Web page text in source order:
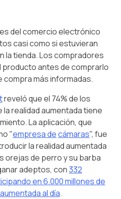
del comercio electrónico
casi como si estuvieran
la tienda. Los compradores
antes de comprarlo
más informadas.
reveló que el 74% de los
realidad aumentada tiene
La aplicación, que
"empresa decámaras", fue
la realidad aumentada
orejas de perro y su barba
adeptos, con332
en 6.000 millones de
al día.